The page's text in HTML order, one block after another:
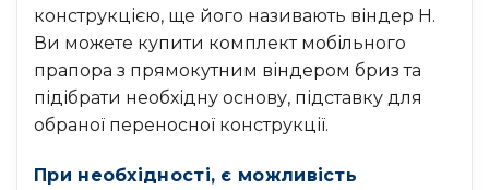
конструкцією, ще його називають віндер H.
Ви можете купити комплект мобільного
прапора з прямокутним віндером бриз та
підібрати необхідну основу, підставку для
обраної переносної конструкції.
При необхідності, є можливість